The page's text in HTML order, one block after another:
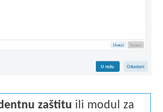
zaštitu ili modul za